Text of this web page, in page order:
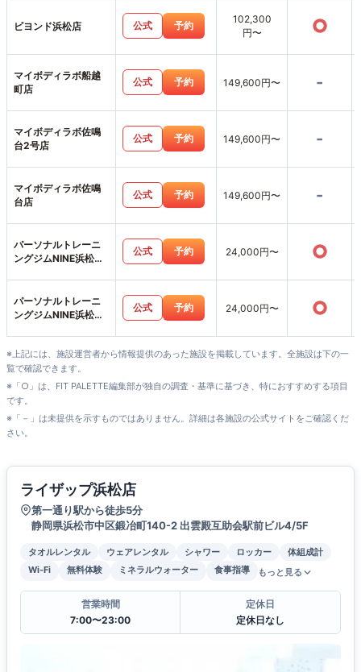
ビヨンド浜松店 公式 予約
102,300
円〜
○
マイボディラボ船越
町店
公式 予約 149,600円〜 -
マイボディラボ佐鳴
台2号店
公式 予約 149,600円〜 -
マイボディラボ佐鳴
台店
公式 予約 149,600円〜 -
パーソナルトレーニ
ングジムNINE浜松葵
公式 予約 24,000円〜 ○
パーソナルトレーニ
ングジムNINE浜松大
公式 予約 24,000円〜 ○
※上記には、施設運営者から情報提供のあった施設を掲載しています。全施設は下の一
覧で確認できます。
※「○」は、FIT PALETTE編集部が独自の調査・基準に基づき、特におすすめする項目
です。
※「－」は未提供を示すものではありません。詳細は各施設の公式サイトをご確認くだ
さい。
ライザップ浜松店
第一通り駅から徒歩5分
静岡県浜松市中区鍛冶町140-2 出雲殿互助会駅前ビル4/5F
タオルレンタル ウェアレンタル シャワー ロッカー
体組成計
Wi-Fi
無料体験 ミネラルウォーター 食事指導 もっと見る
営業時間
7:00〜23:00
定休日
定休日なし